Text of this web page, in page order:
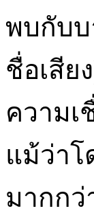
พบกับบ
ชื่อเสีย
ความเ
แม้ว่าโ
มากกว่